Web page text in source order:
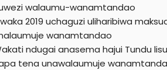
walaumu-wanamtandao
2019 uchaguzi uliharibiwa
wanamtandao
ndugai anasema hajui Tundu
tena unawalaumuje